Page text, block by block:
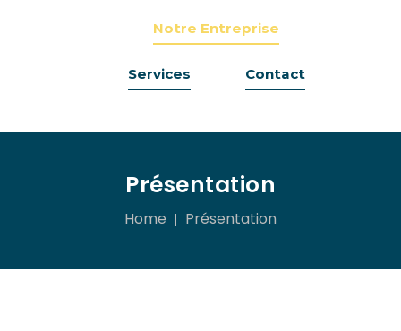
Notre Entreprise
Services Contact
Présentation
Home Présentation